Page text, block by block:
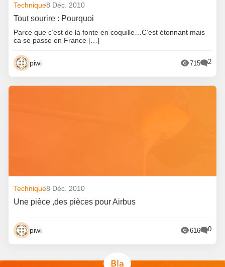
Technique8 Déc. 2010
Tout sourire : Pourquoi
Parce que c’est de la fonte en coquille…C’est étonnant mais
ca se passe en France […]
piwi 715 2
Technique8 Déc. 2010
Une pièce ,des pièces pour Airbus
piwi 616 0